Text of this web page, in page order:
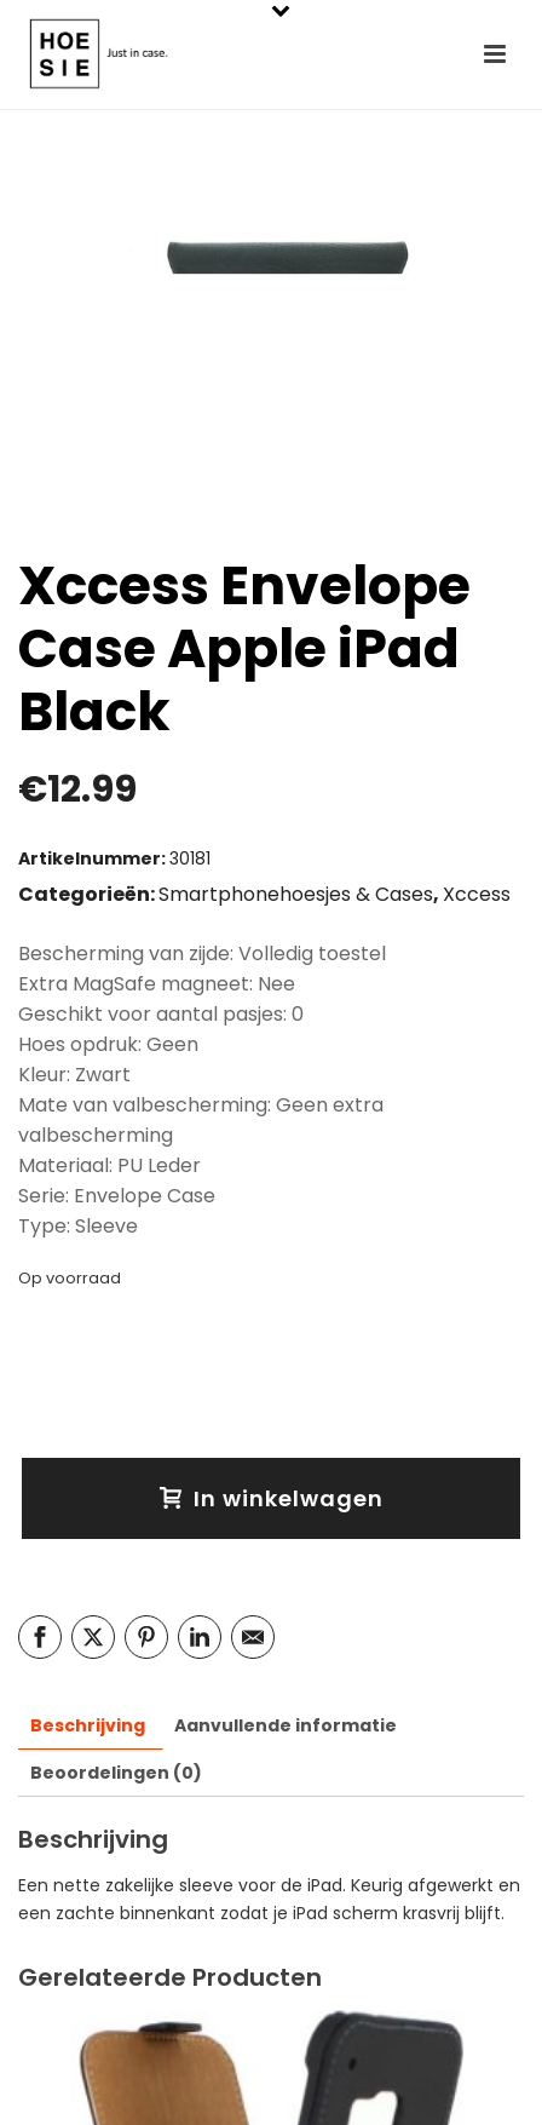
Xccess Envelope
Case Apple iPad
Black
€12.99
Artikelnummer:30181
Categorieën:Smartphonehoesjes & Cases, Xccess
Bescherming van zijde: Volledig toestel
Extra MagSafe magneet: Nee
Geschikt voor aantal pasjes: 0
Hoes opdruk: Geen
Kleur: Zwart
Mate van valbescherming: Geen extra
valbescherming
Materiaal: PU Leder
Serie: Envelope Case
Type: Sleeve
Op voorraad
In winkelwagen
Beschrijving
Aanvullende informatie
Beoordelingen (0)
Beschrijving
Een nette zakelijke sleeve voor de iPad. Keurig afgewerkt en
een zachte binnenkant zodat je iPad scherm krasvrij blijft.
Gerelateerde Producten